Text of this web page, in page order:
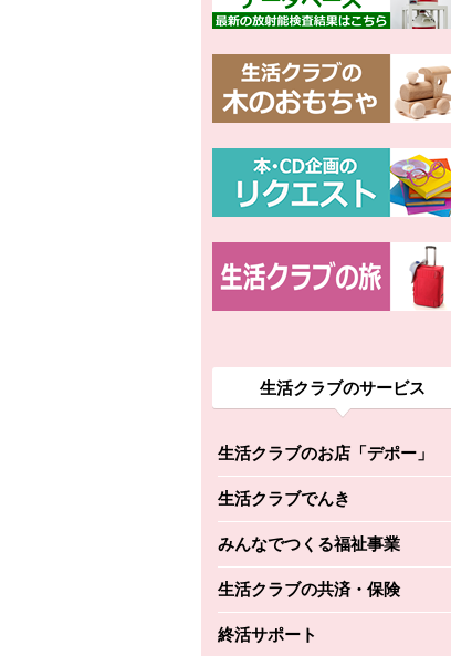
生活クラブのサービス
生活クラブのお店「デポー」
別のウィンドウで開きます。
生活クラブでんき
別のウィンドウで開きます。
みんなでつくる福祉事業
別のウィンドウで開きます。
生活クラブの共済・保険
別のウィンドウで開きます。
終活サポート
別のウィンドウで開きます。